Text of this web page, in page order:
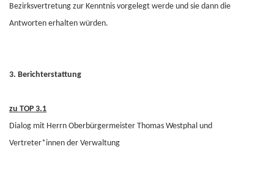
Bezirksvertretung zur Kenntnis vorgelegt werde und sie dann die
Antworten erhalten würden.
3. Berichterstattung
zu TOP 3.1
Dialog mit Herrn Oberbürgermeister Thomas Westphal und
Vertreter*innen der Verwaltung